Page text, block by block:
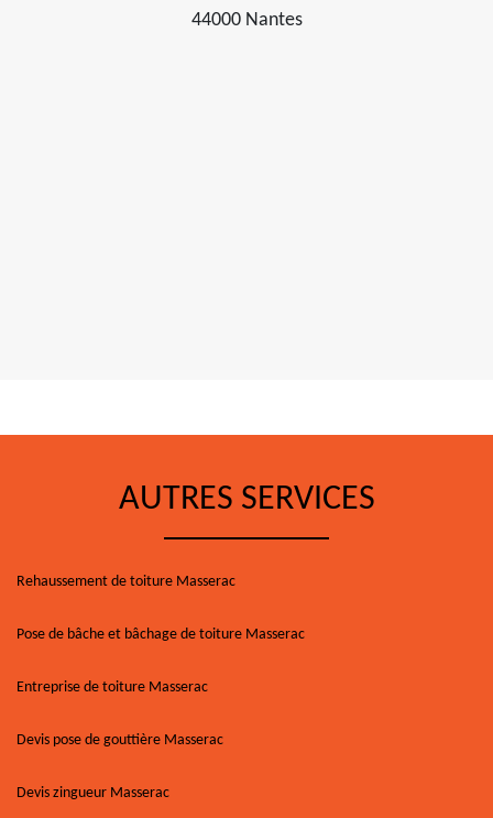
44000 Nantes
AUTRES SERVICES
Rehaussement de toiture Masserac
Pose de bâche et bâchage de toiture Masserac
Entreprise de toiture Masserac
Devis pose de gouttière Masserac
Devis zingueur Masserac